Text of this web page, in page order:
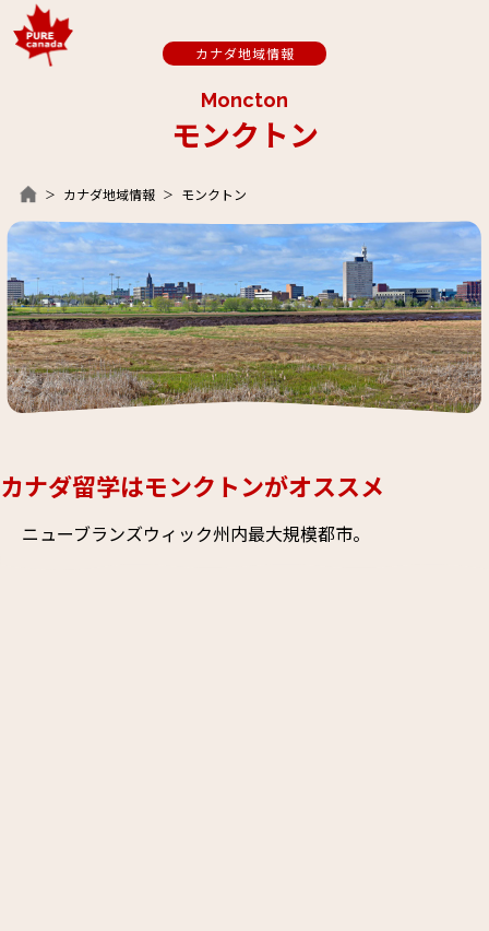
Moncton
モンクトン
カナダ地域情報 モンクトン
カナダ地域情報
カナダ留学はモンクトンがオススメ
ニューブランズウィック州内最大規模都市。